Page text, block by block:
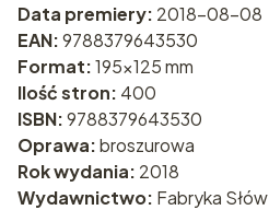
Data premiery: 2018-08-08
EAN:9788379643530
Format:195x125 mm
Ilość stron: 400
ISBN:9788379643530
Oprawa:broszurowa
Rok wydania: 2018
Wydawnictwo: Fabryka Słów